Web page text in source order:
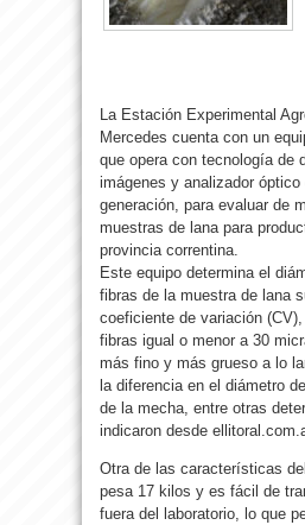
La Estación Experimental
Mercedes cuenta con un
que opera con tecnología de
imágenes y analizador óptico
generación, para evaluar de
muestras de lana para
provincia correntina.
Este equipo determina el
fibras de la muestra de lana
coeficiente de variación
fibras igual o menor a 30
más fino y más grueso a lo
la diferencia en el diámetro
de la mecha, entre otras
indicaron desde
Otra de las características
pesa 17 kilos y es fácil de
fuera del laboratorio, lo que